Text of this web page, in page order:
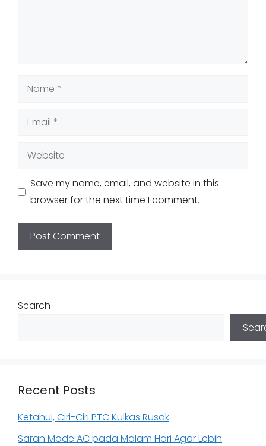
Name
Email
Website
Save my name, email, and website in this
browser for the next time I comment.
Search
Recent Posts
Ketahui, Ciri-Ciri PTC Kulkas Rusak
Saran Mode AC pada Malam Hari Agar Lebih